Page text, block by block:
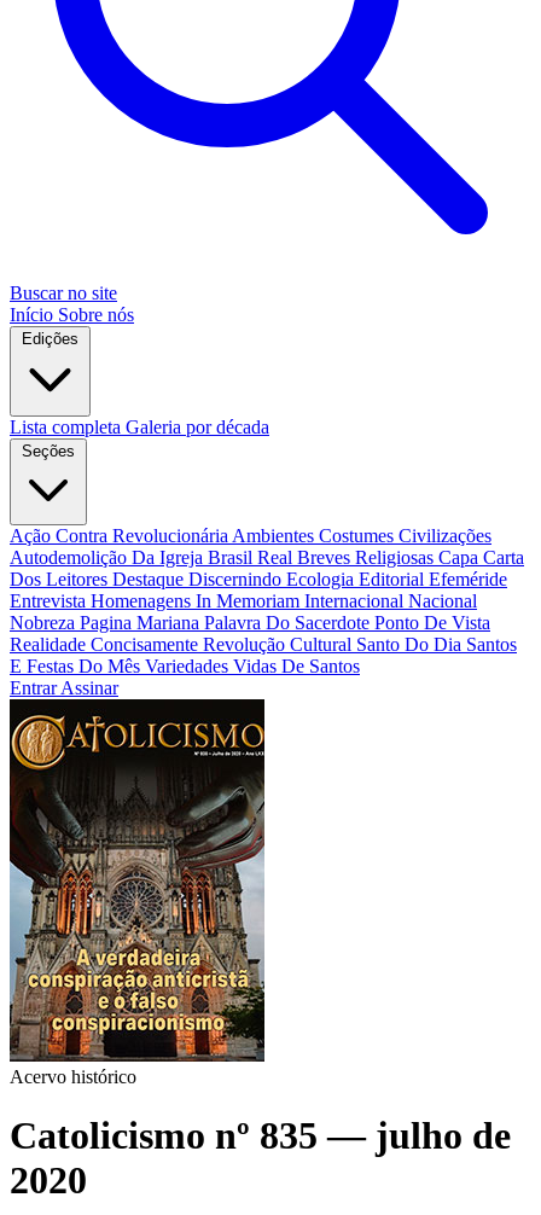
Buscar no site
Início Sobre nós
Edições
Lista completa Galeria por década
Seções
Ação Contra Revolucionária Ambientes Costumes Civilizações
Autodemolição Da Igreja Brasil Real Breves Religiosas Capa Carta
Dos Leitores Destaque Discernindo Ecologia Editorial Efeméride
Entrevista Homenagens In Memoriam Internacional Nacional
Nobreza Pagina Mariana Palavra Do Sacerdote Ponto De Vista
Realidade Concisamente Revolução Cultural Santo Do Dia Santos
E Festas Do Mês Variedades Vidas De Santos
EntrarAssinar
Acervo histórico
Catolicismo nº 835 — julho de
2020